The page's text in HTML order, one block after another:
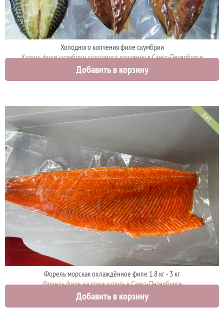
Холодного копчения филе скумбрии
Купить филе скумбрии холодного копчения в Санкт-Петербурге
1050 руб.
Добавить в корзину
ХИТ
Форель морская охлаждённое филе 1.8 кг - 3 кг
Форель филе на коже купить в Санкт-Петербурге
3250 руб.
Добавить в корзину